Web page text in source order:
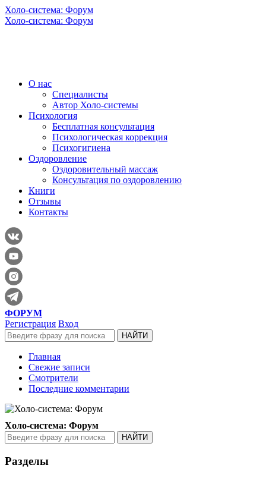
Холо-система: Форум
Холо-система: Форум
О нас
Специалисты
Автор Холо-системы
Психология
Бесплатная консультация
Психологическая коррекция
Психогигиена
Оздоровление
Оздоровительный массаж
Консультация по оздоровлению
Книги
Отзывы
Контакты
ФОРУМ
Регистрация Вход
Главная
Свежие записи
Смотрители
Последние комментарии
Холо-система: Форум
Разделы